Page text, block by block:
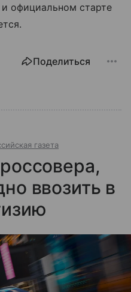
официальном старте
Поделиться
газета
ввозить в